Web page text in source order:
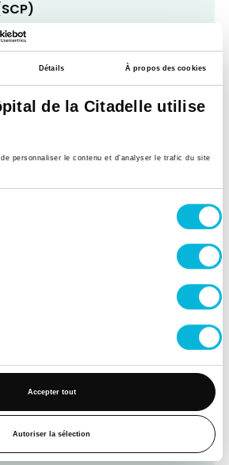
Détails À propos des cookies
de la Citadelle utilise
personnaliser le contenu et d’analyser le trafic du site
Accepter tout
Autoriser la sélection
et canal lombaire étroit
cités
le SERO ?
SCP ?
intracrânienne
et scanner
(AIRO)
Radiothérapie (CURe)